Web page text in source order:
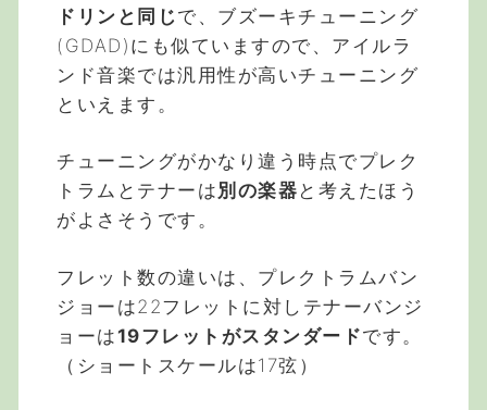
ドリンと同じ で、ブズーキチューニング
(GDAD)にも似ていますので、アイルラ
ンド音楽では汎用性が高いチューニング
といえます。
チューニングがかなり違う時点でプレク
トラムとテナーは 別の楽器 と考えたほう
がよさそうです。
フレット数の違いは、プレクトラムバン
ジョーは22フレットに対しテナーバンジ
ョーは19フレットがスタンダードです。
（ショートスケールは17弦）